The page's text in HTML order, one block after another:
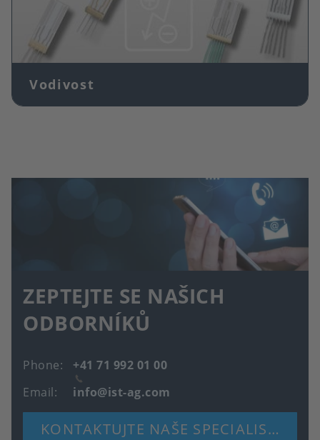
Vodivost
ZEPTEJTE SE NAŠICH
ODBORNÍKŮ
Phone
+41 71 992 01 00
Email
info@ist-ag.com
KONTAKTUJTE NAŠE SPECIALISTY